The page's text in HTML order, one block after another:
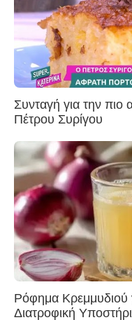
Συνταγή για την πιο
Πέτρου Συρίγου
Ρόφημα Κρεμμυδιού
Διατροφική